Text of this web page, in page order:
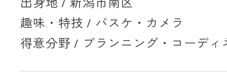
趣味・特技 / バスケ・カメラ
得意分野 / プランニング・コーディ